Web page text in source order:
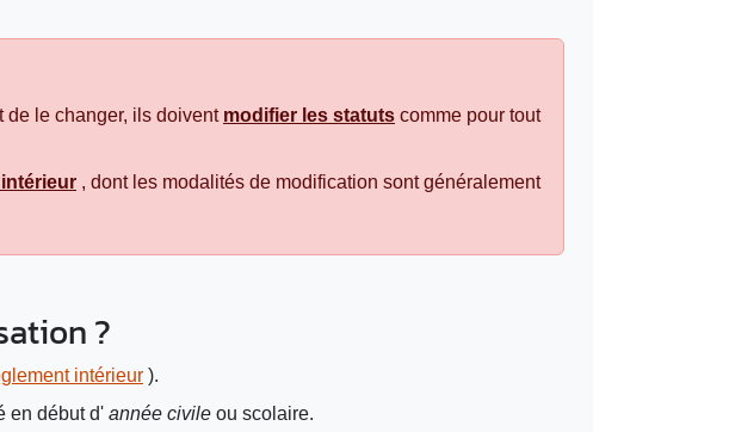
de le changer, ils doivent modifier les statuts comme pour tout
, dont les modalités de modification sont généralement
?
intérieur ).
en début d' année civile ou scolaire.